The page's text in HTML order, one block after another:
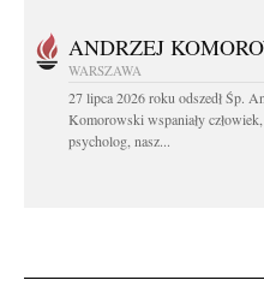
ANDRZEJ
WARSZAWA
27 lipca 2026 roku odszedł Śp.
Komorowski wspaniały
psycholog, nasz...